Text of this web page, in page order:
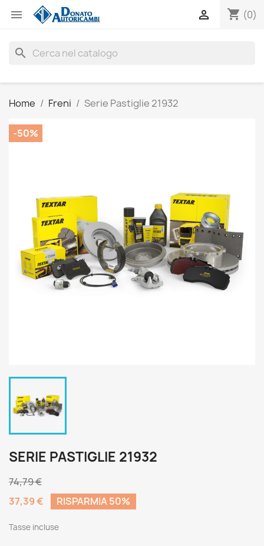
 shopping_cart (0)

search
Home Freni Serie Pastiglie 21932
-50%
SERIE PASTIGLIE 21932
74,79 €
37,39 €
RISPARMIA 50%
Tasse incluse